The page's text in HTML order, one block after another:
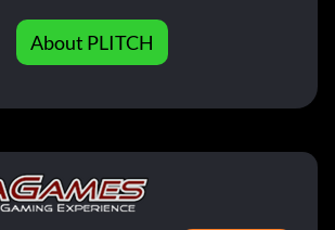
About PLITCH